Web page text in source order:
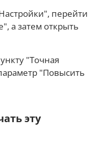
перейти
а затем открыть
"Точная
"Повысить
эту